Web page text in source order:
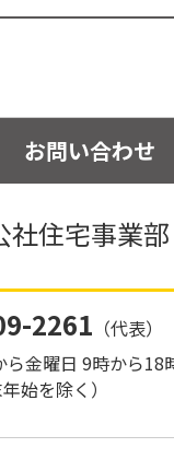
お問い合わせ
社住宅事業
2261 （代表）
ら金曜日 9時から18
始を除く）